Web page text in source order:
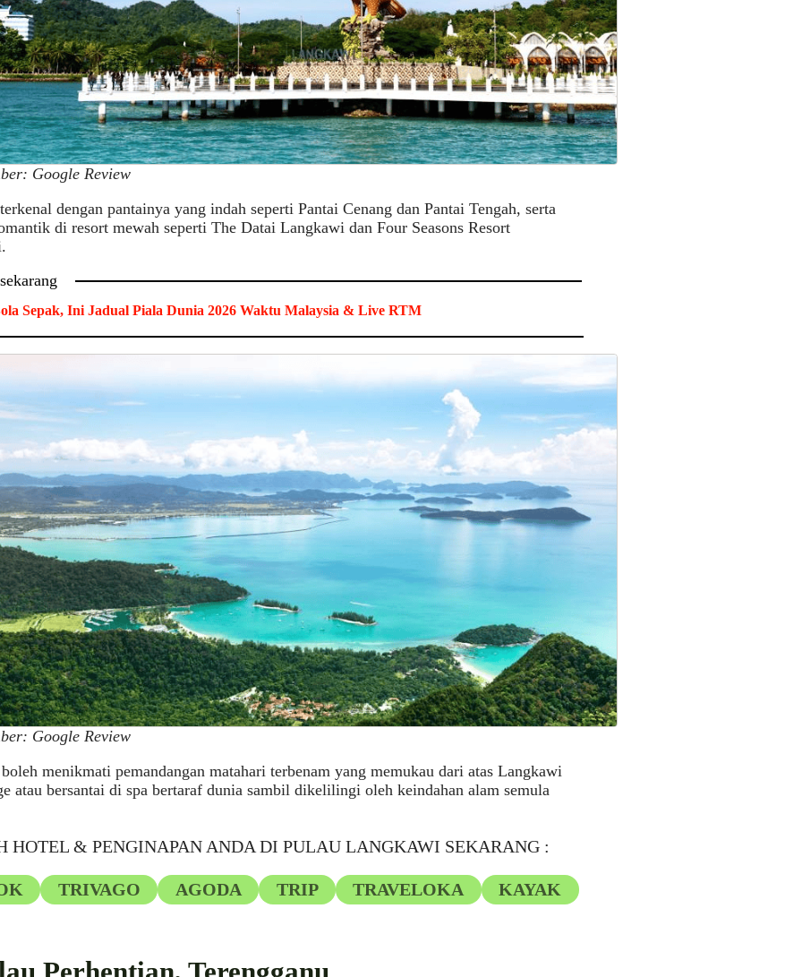
Google Review
dengan pantainya yang indah seperti Pantai Cenang dan Pantai Tengah, serta
di resort mewah seperti The Datai Langkawi dan Four Seasons Resort
Sepak, Ini Jadual Piala Dunia 2026 Waktu Malaysia & Live RTM
Google Review
menikmati pemandangan matahari terbenam yang memukau dari atas Langkawi
atau bersantai di spa bertaraf dunia sambil dikelilingi oleh keindahan alam semula
HOTEL & PENGINAPAN ANDA DI PULAU LANGKAWI SEKARANG :
TRIVAGO AGODA TRIP TRAVELOKA KAYAK